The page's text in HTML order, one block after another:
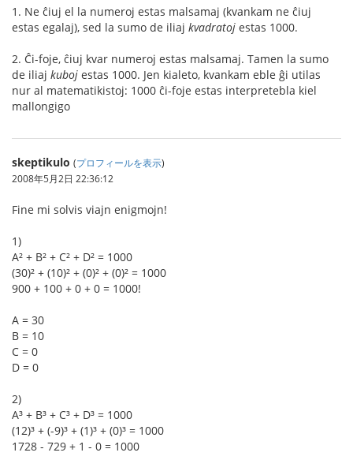
1. Ne ĉiuj el la numeroj estas malsamaj (kvankam ne ĉiuj
estas egalaj), sed la sumo de iliaj kvadratoj estas 1000.
2. Ĉi-foje, ĉiuj kvar numeroj estas malsamaj. Tamen la sumo
de iliaj kuboj estas 1000. Jen kialeto, kvankam eble ĝi utilas
nur al matematikistoj: 1000 ĉi-foje estas interpretebla kiel
mallongigo
skeptikulo (プロフィールを表示)
2008年5月2日 22:36:12
Fine mi solvis viajn enigmojn!
1)
A² + B² + C² + D² = 1000
(30)² + (10)² + (0)² + (0)² = 1000
900 + 100 + 0 + 0 = 1000!
A = 30
B = 10
C = 0
D = 0
2)
A³ + B³ + C³ + D³ = 1000
(12)³ + (-9)³ + (1)³ + (0)³ = 1000
1728 - 729 + 1 - 0 = 1000